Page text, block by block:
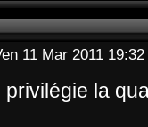
11 Mar 2011 19:32
privilégie la